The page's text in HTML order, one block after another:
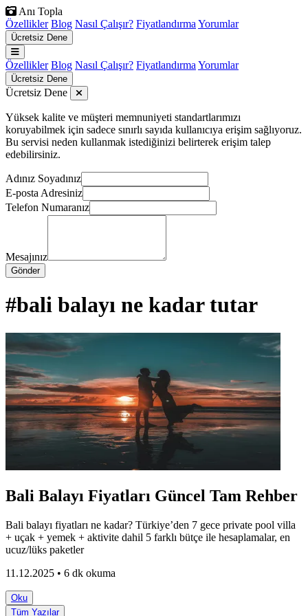
Anı Topla
Özellikler Blog Nasıl Çalışır? Fiyatlandırma Yorumlar
Ücretsiz Dene
Özellikler Blog Nasıl Çalışır? Fiyatlandırma Yorumlar
Ücretsiz Dene
Ücretsiz Dene
Yüksek kalite ve müşteri memnuniyeti standartlarımızı
koruyabilmek için sadece sınırlı sayıda kullanıcıya erişim sağlıyoruz.
Bu servisi neden kullanmak istediğinizi belirterek erişim talep
edebilirsiniz.
Adınız Soyadınız
E-posta Adresiniz
Telefon Numaranız
Mesajınız
Gönder
#bali balayı ne kadar tutar
Bali Balayı Fiyatları Güncel Tam Rehber
Bali balayı fiyatları ne kadar? Türkiye’den 7 gece private pool villa
+ uçak + yemek + aktivite dahil 5 farklı bütçe ile hesaplamalar, en
ucuz/lüks paketler
11.12.2025 • 6 dk okuma
Oku
Tüm Yazılar